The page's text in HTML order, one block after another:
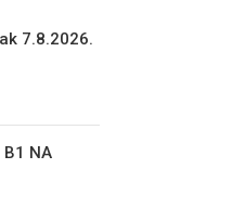
7.8.2026.
B1 NA